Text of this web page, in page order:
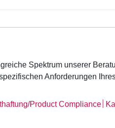
Spektrum unserer
Anforderungen
Product Compliance